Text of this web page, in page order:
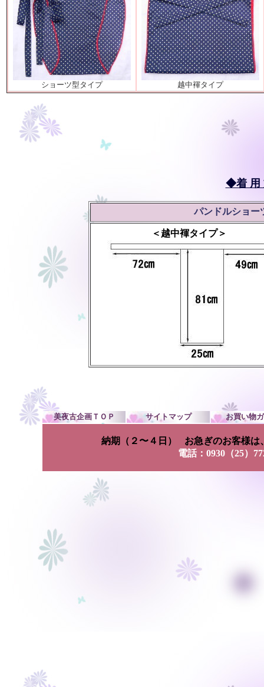
ショーツ型タイプ 越中褌タイプ
◆着 用
パンドルショ
＜越中褌タイプ＞
美夜古企画ＴＯＰ サイトマップ お買い物
納期（２〜４日）
お急ぎのお客様は
電話：0930（25）